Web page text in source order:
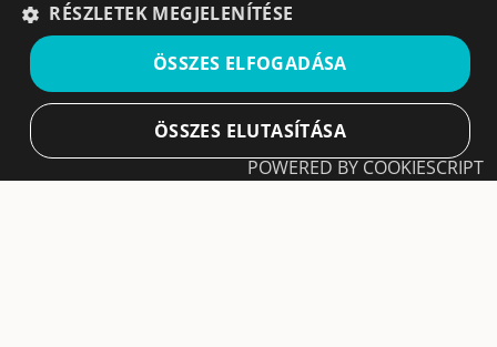
Iratkozz fel hírlevelünkre!
Ne hagyd ki a lehetőséget, hogy naprakész maradj a
legfontosabb üzleti információkkal! A feliratkozás
egyszerű és gyors illetve bármikor leiratkozhatsz, ha úgy
RÉSZLETEK MEGJELENÍTÉSE
ÖSSZES ELFOGADÁSA
ÖSSZES ELUTASÍTÁSA
POWERED BY COOKIESCRIPT